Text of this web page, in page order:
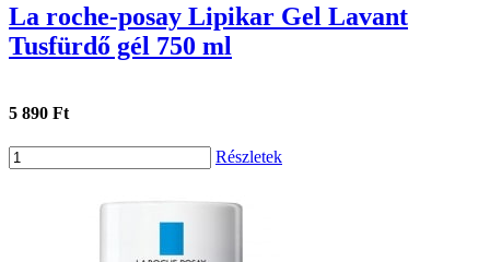
La roche-posay Lipikar Gel Lavant
Tusfürdő gél 750 ml
5 890 Ft
Részletek